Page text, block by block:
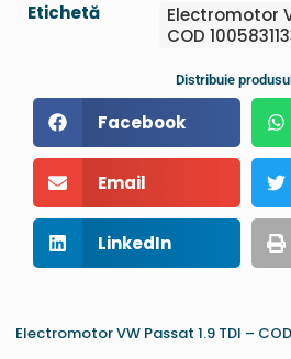
Etichetă
Electromotor
COD
Distribuie
Facebook
Email
LinkedIn
Electromotor VW Passat 1.9 TDI –